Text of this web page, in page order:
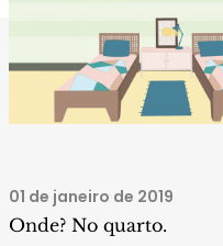
01 de janeiro de 2019
Onde? No quarto.